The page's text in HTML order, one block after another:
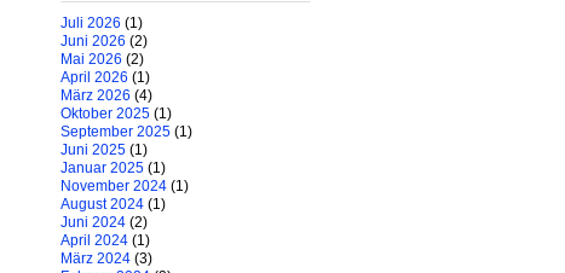
Juli 2026 (1)
Juni 2026 (2)
Mai 2026 (2)
April 2026 (1)
März 2026 (4)
Oktober 2025 (1)
September 2025 (1)
Juni 2025 (1)
Januar 2025 (1)
November 2024 (1)
August 2024 (1)
Juni 2024 (2)
April 2024 (1)
März 2024 (3)